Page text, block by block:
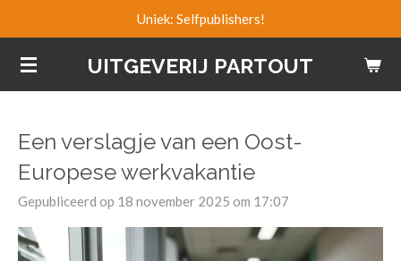
naar
de
UITGEVERIJ PARTOUT
Uniek: Selfpublishers!
Een verslagje van een Oost-
Europese werkvakantie
Gepubliceerd op 18 november 2025 om 17:07